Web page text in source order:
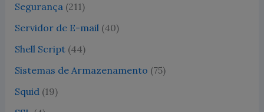
Segurança(211)
Servidor de E-mail(40)
Shell Script(44)
Sistemas de Armazenamento (75)
Squid(19)